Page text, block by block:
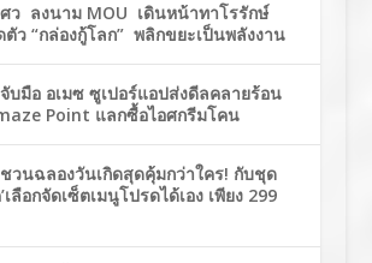
ว ลงนาม MOU เดินหน้าทาโรรักษ์
ว “กล่องกู้โลก” พลิกขยะเป็นพลังงาน
บมือ อเมซ ซูเปอร์แอปส่งดีลคลายร้อน
Point แลกซื้อไอศกรีมโคน
วนฉลองวันเกิดสุดคุ้มกว่าใคร! กับชุด
เลือกจัดเซ็ตเมนูโปรดได้เอง เพียง 299